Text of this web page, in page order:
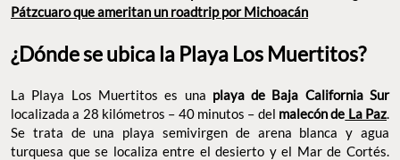
Pátzcuaro que ameritan un roadtrip por Michoacán
¿Dónde se ubica la Playa Los Muertitos?
La Playa Los Muertitos es una playa de Baja California Sur
localizada a 28 kilómetros – 40 minutos – del malecón de La Paz.
Se trata de una playa semivirgen de arena blanca y agua
turquesa que se localiza entre el desierto y el Mar de Cortés.